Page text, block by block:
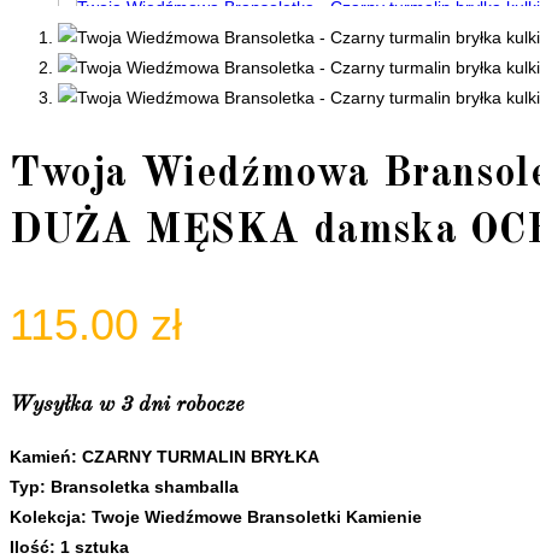
Twoja Wiedźmowa
DUŻA MĘSKA damska
115.00 zł
Wysyłka w 3 dni robocze
Kamień: CZARNY TURMALIN BRYŁKA
Typ: Bransoletka shamballa
Kolekcja: Twoje Wiedźmowe Bransoletki Kamienie
Ilość: 1 sztuka